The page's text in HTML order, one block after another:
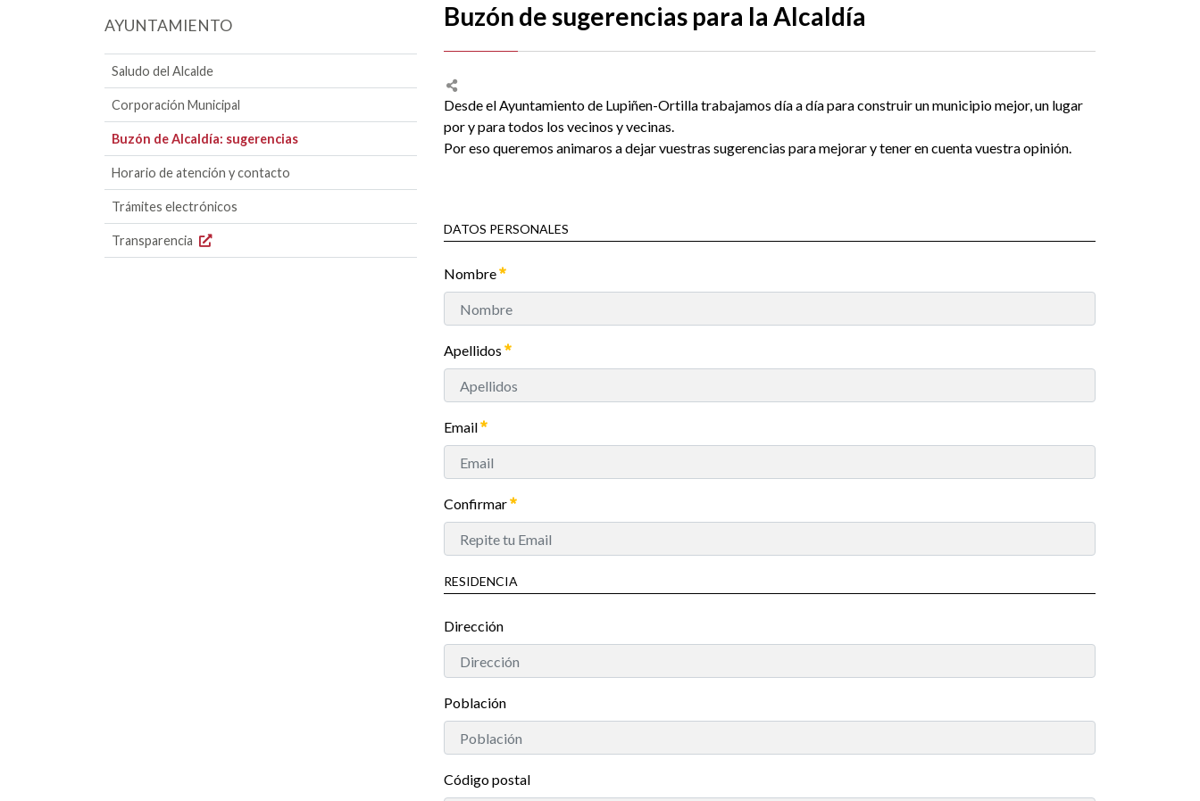
AYUNTAMIENTO
Saludo del Alcalde
Corporación Municipal
Buzón de Alcaldía: sugerencias
Horario de atención y contacto
Trámites electrónicos
Transparencia
Buzón de sugerencias para la Alcaldía
Desde el Ayuntamiento de Lupiñen-Ortilla trabajamos día a día para construir un municipio mejor, un lugar
por y para todos los vecinos y vecinas.
Por eso queremos animaros a dejar vuestras sugerencias para mejorar y tener en cuenta vuestra opinión.
DATOS PERSONALES
Nombre
Apellidos
Email
Confirmar
RESIDENCIA
Dirección
Población
Código postal